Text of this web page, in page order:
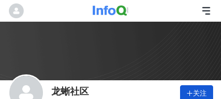
龙蜥社区 关注